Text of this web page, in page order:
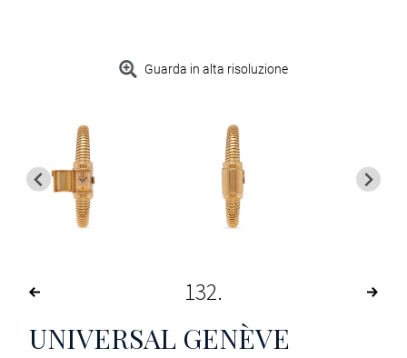
Guarda in alta risoluzione
132
UNIVERSAL GENÈVE